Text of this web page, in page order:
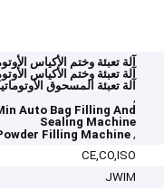
آلة تعبئة المسحوق
,
Auto Bag Filling And
Sealing Machine
,
Filling Machine
CE,CO,ISO
JWIM